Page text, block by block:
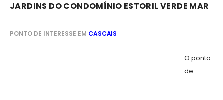
JARDINS DO CONDOMÍNIO ESTORIL VERDE MAR
PONTO DE INTERESSE EM CASCAIS
O ponto
de